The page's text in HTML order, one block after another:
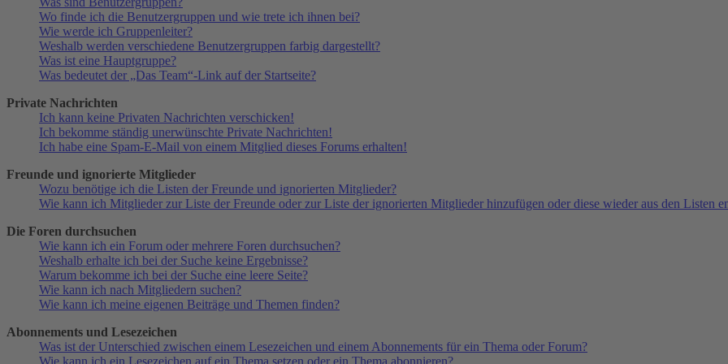
Wo finde ich die Benutzergruppen und wie trete ich ihnen bei?
Wie werde ich Gruppenleiter?
Weshalb werden verschiedene Benutzergruppen farbig dargestellt?
Was ist eine Hauptgruppe?
Was bedeutet der „Das Team“-Link auf der Startseite?
Private Nachrichten
Ich kann keine Privaten Nachrichten verschicken!
Ich bekomme ständig unerwünschte Private Nachrichten!
Ich habe eine Spam-E-Mail von einem Mitglied dieses Forums erhalten!
Freunde und ignorierte Mitglieder
Wozu benötige ich die Listen der Freunde und ignorierten Mitglieder?
Wie kann ich Mitglieder zur Liste der Freunde oder zur Liste der ignorierten Mitglieder hinzufügen oder diese wieder aus den Listen
Die Foren durchsuchen
Wie kann ich ein Forum oder mehrere Foren durchsuchen?
Weshalb erhalte ich bei der Suche keine Ergebnisse?
Warum bekomme ich bei der Suche eine leere Seite?
Wie kann ich nach Mitgliedern suchen?
Wie kann ich meine eigenen Beiträge und Themen finden?
Abonnements und Lesezeichen
Was ist der Unterschied zwischen einem Lesezeichen und einem Abonnements für ein Thema oder Forum?